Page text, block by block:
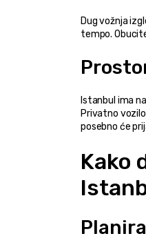
Dug vožnja
tempo.
Istanbul ima
Privatno
posebno će
Kako